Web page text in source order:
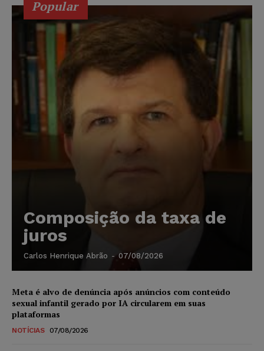
Popular
Composição da taxa de
juros
Carlos Henrique Abrão - 07/08/2026
Meta é alvo de denúncia após anúncios com conteúdo
sexual infantil gerado por IA circularem em suas
plataformas
NOTÍCIAS 07/08/2026